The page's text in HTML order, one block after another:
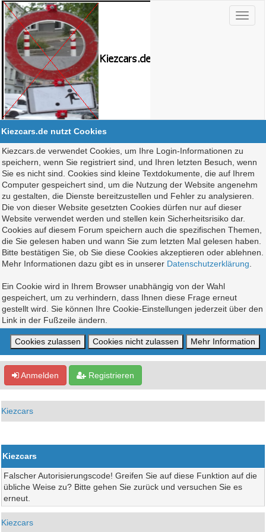
Kiezcars.de nutzt Cookies
Kiezcars.de verwendet Cookies, um Ihre Login-Informationen zu
speichern, wenn Sie registriert sind, und Ihren letzten Besuch, wenn
Sie es nicht sind. Cookies sind kleine Textdokumente, die auf Ihrem
Computer gespeichert sind, um die Nutzung der Website angenehm
zu gestalten, die Dienste bereitzustellen und Fehler zu analysieren.
Die von dieser Website gesetzten Cookies dürfen nur auf dieser
Website verwendet werden und stellen kein Sicherheitsrisiko dar.
Cookies auf diesem Forum speichern auch die spezifischen Themen,
die Sie gelesen haben und wann Sie zum letzten Mal gelesen haben.
Bitte bestätigen Sie, ob Sie diese Cookies akzeptieren oder ablehnen.
Mehr Informationen dazu gibt es in unserer Datenschutzerklärung
Ein Cookie wird in Ihrem Browser unabhängig von der Wahl
gespeichert, um zu verhindern, dass Ihnen diese Frage erneut
gestellt wird. Sie können Ihre Cookie-Einstellungen jederzeit über den
Link in der Fußzeile ändern.
Anmelden Registrieren
Kiezcars
Kiezcars
Falscher Autorisierungscode! Greifen Sie auf diese Funktion auf die
übliche Weise zu? Bitte gehen Sie zurück und versuchen Sie es
erneut.
Kiezcars